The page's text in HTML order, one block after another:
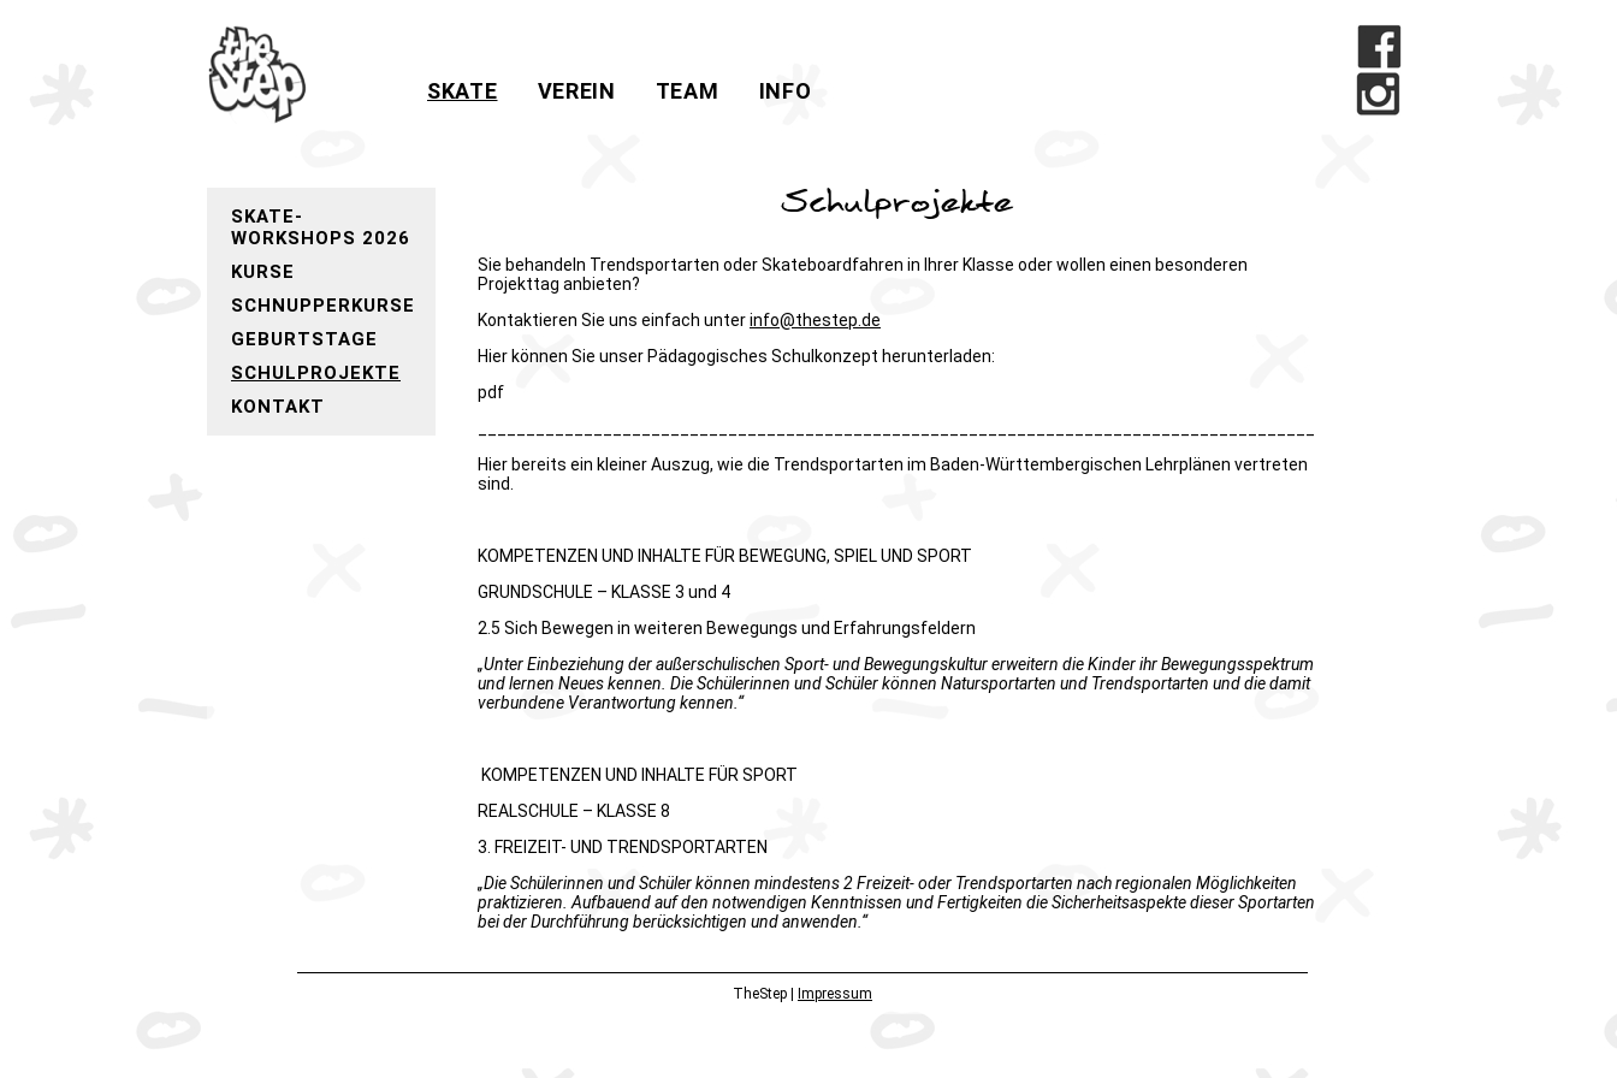
SKATE VEREIN TEAM INFO
Schulprojekte
Sie behandeln Trendsportarten oder Skateboardfahren in Ihrer Klasse oder wollen einen besonderen
Projekttag anbieten?
Kontaktieren Sie uns einfach unterinfo@thestep.de
Hier können Sie unser Pädagogisches Schulkonzept herunterladen:
pdf
Hier bereits ein kleiner Auszug, wie die Trendsportarten im Baden-Württembergischen Lehrplänen vertreten
sind.
KOMPETENZEN UND INHALTE FÜR BEWEGUNG, SPIEL UND SPORT
GRUNDSCHULE – KLASSE 3 und 4
2.5 Sich Bewegen in weiteren Bewegungs und Erfahrungsfeldern
„Unter Einbeziehung der außerschulischen Sport- und Bewegungskultur erweitern die Kinder ihr Bewegungsspektrum
und lernen Neues kennen. Die Schülerinnen und Schüler können Natursportarten und Trendsportarten und die damit
verbundene Verantwortung kennen.“
KOMPETENZEN UND INHALTE FÜR SPORT
REALSCHULE – KLASSE 8
3. FREIZEIT- UND TRENDSPORTARTEN
„Die Schülerinnen und Schüler können mindestens 2 Freizeit- oder Trendsportarten nach regionalen Möglichkeiten
praktizieren. Aufbauend auf den notwendigen Kenntnissen und Fertigkeiten die Sicherheitsaspekte dieser Sportarten
bei der Durchführung berücksichtigen und anwenden.“
SKATE-
WORKSHOPS 2026
KURSE
SCHNUPPERKURSE
GEBURTSTAGE
SCHULPROJEKTE
KONTAKT
TheStep | Impressum